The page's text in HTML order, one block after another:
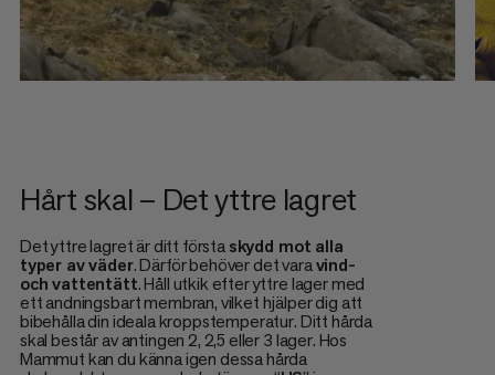
Hårt skal – Det yttre lagret
Det yttre lagret är ditt förstaskydd mot alla
typer av väder. Därför behöver det varavind-
och vattentätt. Håll utkik efter yttre lager med
ett andningsbart membran, vilket hjälper dig att
bibehålla din ideala kroppstemperatur. Ditt hårda
skal består av antingen 2, 2,5 eller 3 lager. Hos
Mammut kan du känna igen dessa hårda